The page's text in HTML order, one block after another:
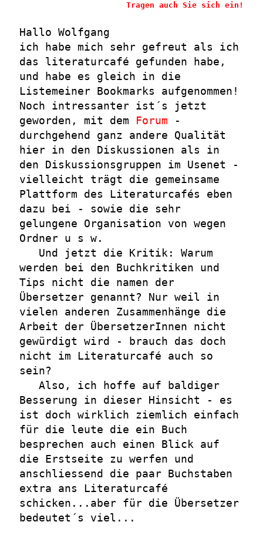
Tragen auch Sie sich ein!
Hallo Wolfgang
ich habe mich sehr gefreut als ich
das literaturcafé gefunden habe,
und habe es gleich in die
Listemeiner Bookmarks aufgenommen!
Noch intressanter ist´s jetzt
geworden, mit dem Forum -
durchgehend ganz andere Qualität
hier in den Diskussionen als in
den Diskussionsgruppen im Usenet -
vielleicht trägt die gemeinsame
Plattform des Literaturcafés eben
dazu bei - sowie die sehr
gelungene Organisation von wegen
Ordner u s w.
Und jetzt die Kritik: Warum
werden bei den Buchkritiken und
Tips nicht die namen der
Übersetzer genannt? Nur weil in
vielen anderen Zusammenhänge die
Arbeit der ÜbersetzerInnen nicht
gewürdigt wird - brauch das doch
nicht im Literaturcafé auch so
sein?
Also, ich hoffe auf baldiger
Besserung in dieser Hinsicht - es
ist doch wirklich ziemlich einfach
für die leute die ein Buch
besprechen auch einen Blick auf
die Erstseite zu werfen und
anschliessend die paar Buchstaben
extra ans Literaturcafé
schicken...aber für die Übersetzer
bedeutet´s viel...